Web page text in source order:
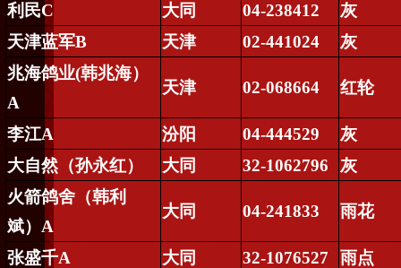
利民C 大同 04-238412
灰
天津蓝军B 天津 02-441024
灰
兆海鸽业(韩兆海）
A
天津 02-068664 红轮
李江A 汾阳 04-444529
灰
大自然（孙永红）
大同 32-1062796
灰
火箭鸽舍（韩利
斌） A
大同 04-241833 雨花
张盛千A 大同 32-1076527
雨点